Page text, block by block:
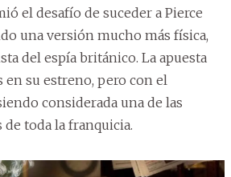
el desafío de suceder a Pierce
una versión mucho más física,
del espía británico. La apuesta
su estreno, pero con el
considerada una de las
toda la franquicia.